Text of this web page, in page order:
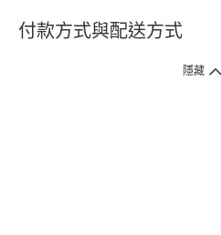
付款方式與配送方式
隱藏